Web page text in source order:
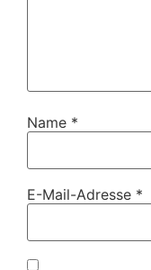
Name *
E-Mail-Adresse *